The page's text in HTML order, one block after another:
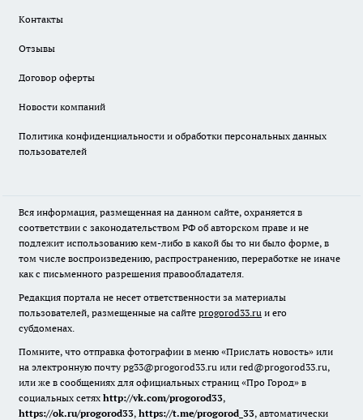
Контакты
Отзывы
Договор оферты
Новости компаний
Политика конфиденциальности и обработки персональных данных
пользователей
Вся информация, размещенная на данном сайте, охраняется в
соответствии с законодательством РФ об авторском праве и не
подлежит использованию кем-либо в какой бы то ни было форме, в
том числе воспроизведению, распространению, переработке не иначе
как с письменного разрешения правообладателя.
Редакция портала не несет ответственности за материалы
пользователей, размещенные на сайте progorod33.ru и его
субдоменах.
Помните, что отправка фотографии в меню «Прислать новость» или
на электронную почту pg33@progorod33.ru или red@progorod33.ru,
или же в сообщениях для официальных страниц «Про Город» в
социальных сетях http://vk.com/progorod33,
https://ok.ru/progorod33, https://t.me/progorod_33, автоматически